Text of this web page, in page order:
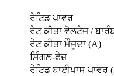
ਰੇਟਿਡ ਪਾਵਰ
ਰੇਟ ਕੀਤਾ ਵੋਲਟੇਜ /
ਰੇਟ ਕੀਤਾ ਮੌਜੂਦਾ (A)
ਸਿੰਗਲ-ਫੇਜ਼
ਰੇਟਿਡ ਬਾਈਪਾਸ ਪਾਵਰ